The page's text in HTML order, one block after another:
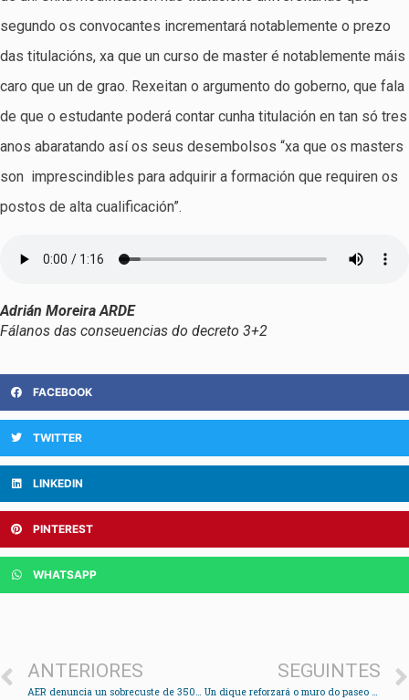
segundo os convocantes incrementará notablemente o prezo
das titulacións, xa que un curso de master é notablemente máis
caro que un de grao. Rexeitan o argumento do goberno, que fala
de que o estudante poderá contar cunha titulación en tan só tres
anos abaratando así os seus desembolsos “xa que os masters
son imprescindibles para adquirir a formación que requiren os
postos de alta cualificación”.
Adrián Moreira ARDE
Fálanos das conseuencias do decreto 3+2
FACEBOOK
TWITTER
LINKEDIN
PINTEREST
WHATSAPP
ANTERIORES
AER denuncia un sobrecuste de 350.000 euros nas obras do campo de Santa Mariña
SEGUINTES
Un dique reforzará o muro do paseo de Arealonga e evitará a perda de area na praia